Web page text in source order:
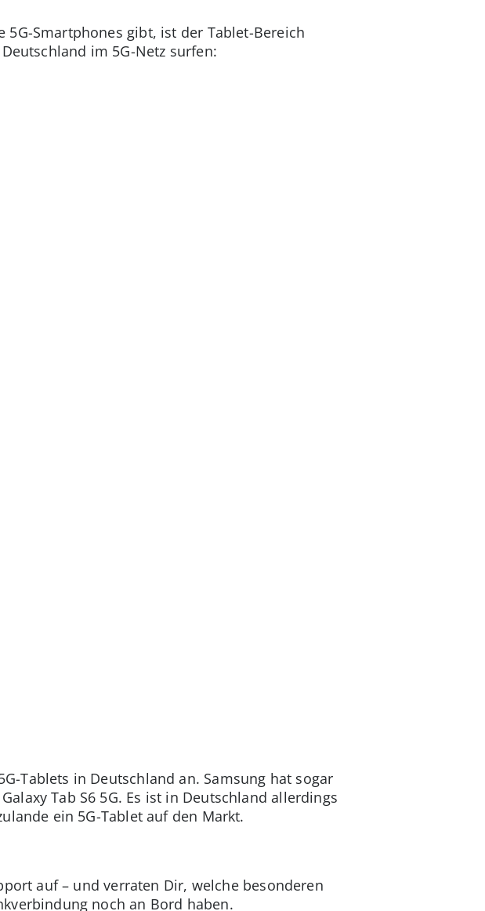
Smartphones gibt, ist der Tablet-Bereich
im 5G-Netz surfen:
Tablets in Deutschland an. Samsung hat sogar
Tab S6 5G. Es ist in Deutschland allerdings
ein 5G-Tablet auf den Markt.
auf – und verraten Dir, welche besonderen
noch an Bord haben.